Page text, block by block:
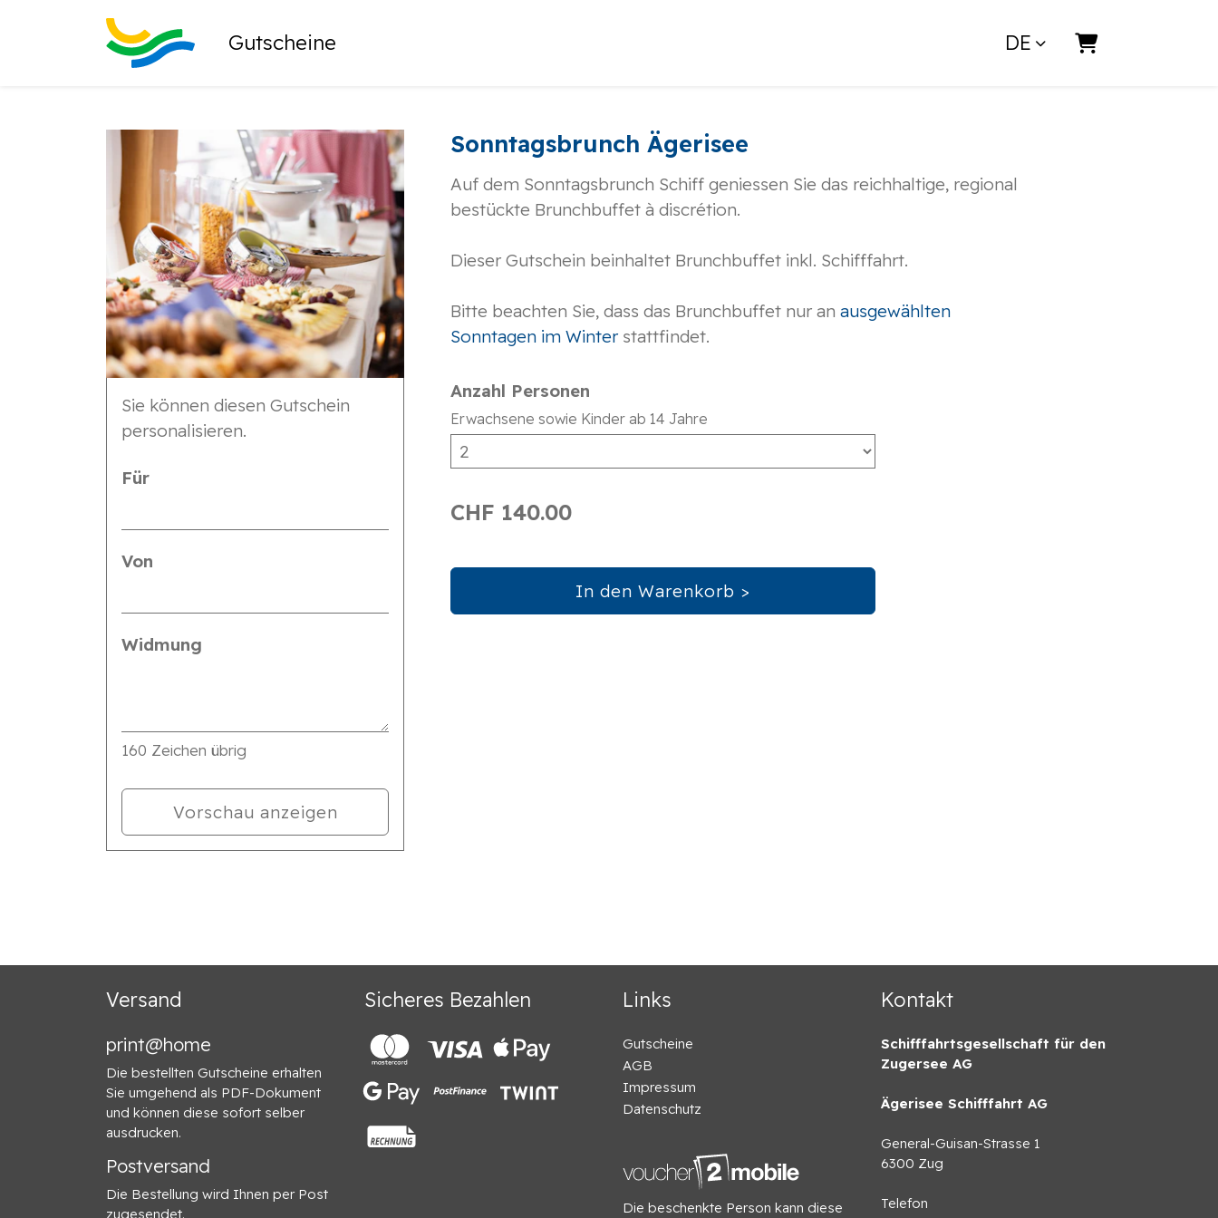
Gutscheine DE
Warenkorb
Sie können diesen Gutschein
personalisieren.
Für
Von
Widmung
160 Zeichen übrig
Vorschau anzeigen
Sonntagsbrunch Ägerisee
Auf dem Sonntagsbrunch Schiff geniessen Sie das reichhaltige, regional
bestückte Brunchbuffet à discrétion.
Dieser Gutschein beinhaltet Brunchbuffet inkl. Schifffahrt.
Bitte beachten Sie, dass das Brunchbuffet nur an ausgewählten
Sonntagen im Winterstattfindet.
Anzahl Personen
Erwachsene sowie Kinder ab 14 Jahre
CHF 140.00
In den Warenkorb >
Versand
print@home
Die bestellten Gutscheine erhalten
Sie umgehend als PDF-Dokument
und können diese sofort selber
ausdrucken.
Postversand
Die Bestellung wird Ihnen per Post
zugesendet.
Sicheres Bezahlen Links
Gutscheine
AGB
Impressum
Datenschutz
Die beschenkte Person kann diese
Kontakt
Schifffahrtsgesellschaft für den
Zugersee AG
Ägerisee Schifffahrt AG
General-Guisan-Strasse 1
6300 Zug
Telefon